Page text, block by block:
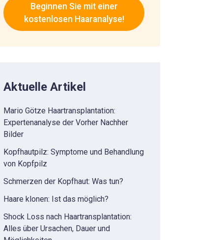
Beginnen Sie mit einer
kostenlosen Haaranalyse!
Aktuelle Artikel
Mario Götze Haartransplantation:
Expertenanalyse der Vorher Nachher
Bilder
Kopfhautpilz: Symptome und Behandlung
von Kopfpilz
Schmerzen der Kopfhaut: Was tun?
Haare klonen: Ist das möglich?
Shock Loss nach Haartransplantation:
Alles über Ursachen, Dauer und